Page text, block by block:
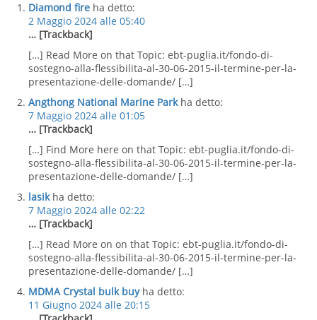
Diamond fire ha detto:
2 Maggio 2024 alle 05:40
… [Trackback]
[…] Read More on that Topic: ebt-puglia.it/fondo-di-
sostegno-alla-flessibilita-al-30-06-2015-il-termine-per-la-
presentazione-delle-domande/ […]
Angthong National Marine Park ha detto:
7 Maggio 2024 alle 01:05
… [Trackback]
[…] Find More here on that Topic: ebt-puglia.it/fondo-di-
sostegno-alla-flessibilita-al-30-06-2015-il-termine-per-la-
presentazione-delle-domande/ […]
lasik ha detto:
7 Maggio 2024 alle 02:22
… [Trackback]
[…] Read More on on that Topic: ebt-puglia.it/fondo-di-
sostegno-alla-flessibilita-al-30-06-2015-il-termine-per-la-
presentazione-delle-domande/ […]
MDMA Crystal bulk buy ha detto:
11 Giugno 2024 alle 20:15